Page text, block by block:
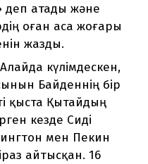
атады және
оған аса жоғары
жазды.
күлімдескен,
Байденнің бір
қыста Қытайдың
кезде Сиді
мен Пекин
айтысқан. 16